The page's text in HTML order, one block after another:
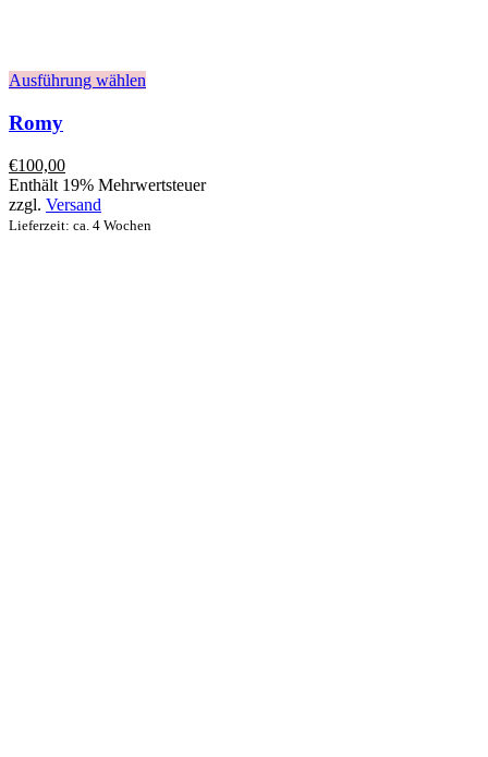
Ausführung wählen
Romy
€100,00
Enthält 19% Mehrwertsteuer
zzgl. Versand
Lieferzeit: ca. 4 Wochen